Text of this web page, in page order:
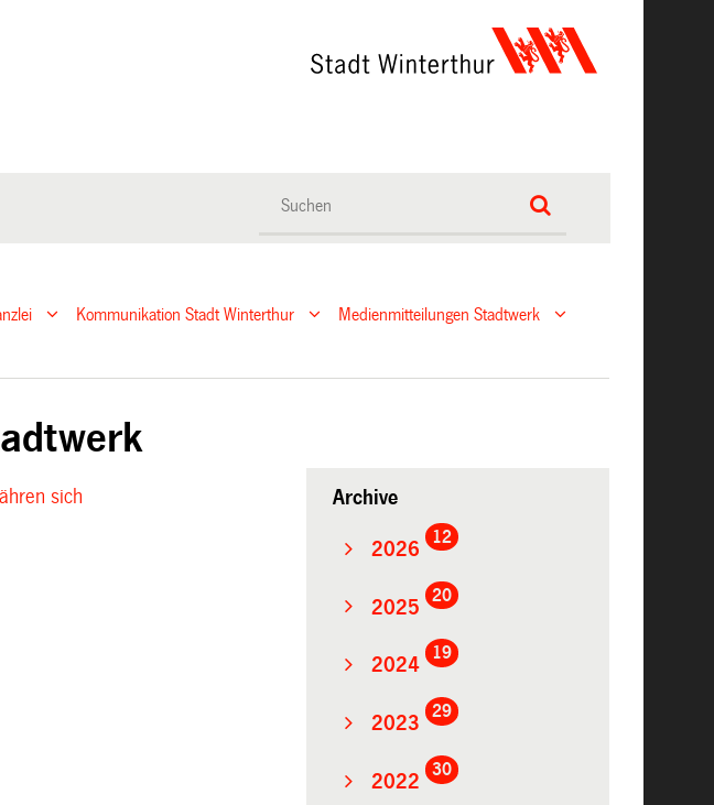
Kommunikation Stadt Winterthur
Medienmitteilungen Stadtwerk
sich Archive
2026
12
2025
20
2024
19
2023
29
2022
30